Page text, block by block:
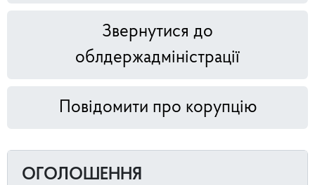
Звернутися до
облдержадміністрації
Повідомити про корупцію
ОГОЛОШЕННЯ